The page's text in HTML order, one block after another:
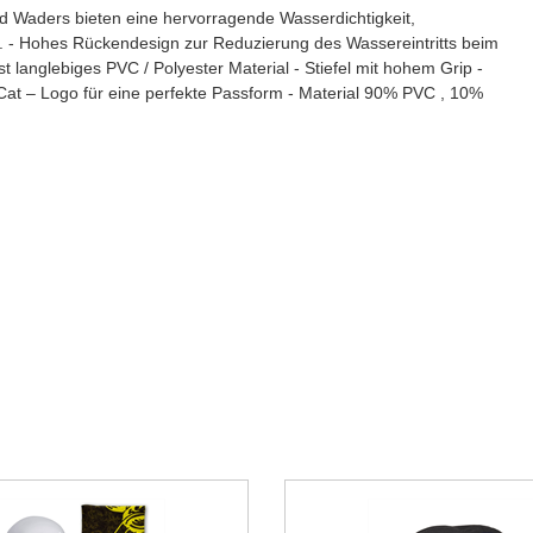
Waders bieten eine hervorragende Wasserdichtigkeit,
Hohes Rückendesign zur Reduzierung des Wassereintritts beim
langlebiges PVC / Polyester Material - Stiefel mit hohem Grip -
– Logo für eine perfekte Passform - Material 90% PVC , 10%